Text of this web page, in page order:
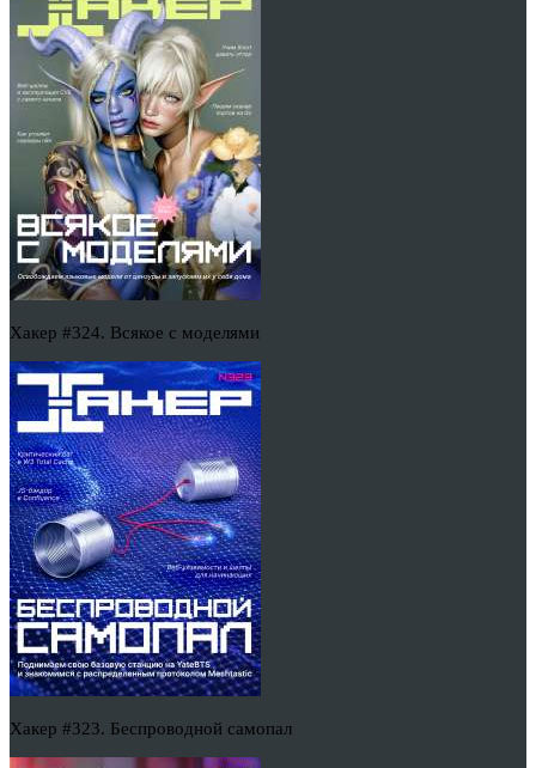
Хакер #324. Всякое с моделями
Хакер #323. Беспроводной самопал